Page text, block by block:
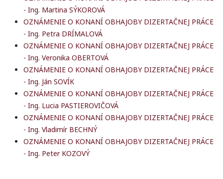
- Ing. Martina SÝKOROVÁ
OZNÁMENIE O KONANÍ OBHAJOBY DIZERTAČNEJ PRÁCE
- Ing. Petra DRÍMALOVÁ
OZNÁMENIE O KONANÍ OBHAJOBY DIZERTAČNEJ PRÁCE
- Ing. Veronika OBERTOVÁ
OZNÁMENIE O KONANÍ OBHAJOBY DIZERTAČNEJ PRÁCE
- Ing. Ján SOVÍK
OZNÁMENIE O KONANÍ OBHAJOBY DIZERTAČNEJ PRÁCE
- Ing. Lucia PASTIEROVIČOVÁ
OZNÁMENIE O KONANÍ OBHAJOBY DIZERTAČNEJ PRÁCE
- Ing. Vladimír BECHNÝ
OZNÁMENIE O KONANÍ OBHAJOBY DIZERTAČNEJ PRÁCE
- Ing. Peter KOZOVÝ